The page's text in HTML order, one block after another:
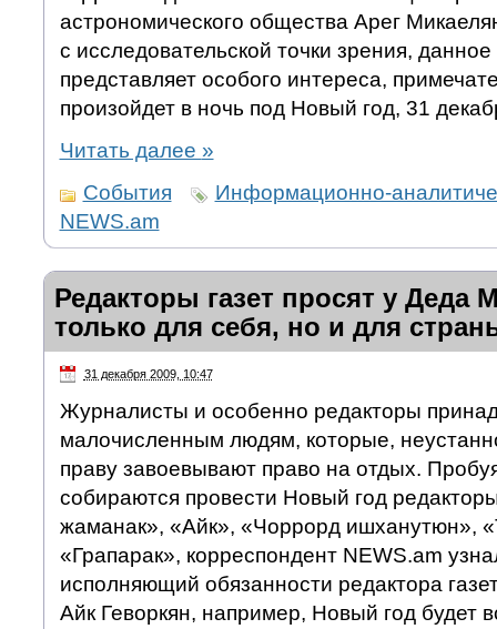
астрономического общества Арег
с исследовательской точки зрения,
представляет особого интереса,
произойдет в ночь под Новый год, 31
Читать далее »
События
Информационно-
NEWS.am
Редакторы газет просят у Деда
только для себя, но и для
31 декабря 2009, 10:47
Журналисты и особенно редакторы
малочисленным людям, которые,
праву завоевывают право на отдых.
собираются провести Новый год
жаманак», «Айк», «Чоррорд ишханутюн»,
«Грапарак», корреспондент NEWS.am
исполняющий обязанности редактора
Айк Геворкян, например, Новый год будет